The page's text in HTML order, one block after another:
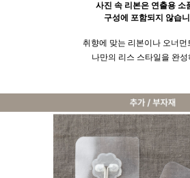
사진 속 리본은 연출용 소
구성에 포함되지 않습
취향에 맞는 리본이나 오너먼
나만의 리스 스타일을 완성